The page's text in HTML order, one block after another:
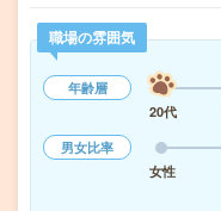
職場の雰囲気
年齢層
20代
男女比率
女性